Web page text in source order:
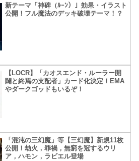
新テーマ「神碑（ﾙｰﾝ）」効果・イラスト
公開！フル魔法のデッキ破壊テーマ！？
【LOCR】「カオスエンド・ルーラー開
闢と終焉の支配者」カード化決定！EMA
やダークゴッドもいるぞ！
「混沌の三幻魔」等【三幻魔】新規11枚
公開！劫火，罪禍，無窮を冠するウリ
ア，ハモン，ラビエル登場